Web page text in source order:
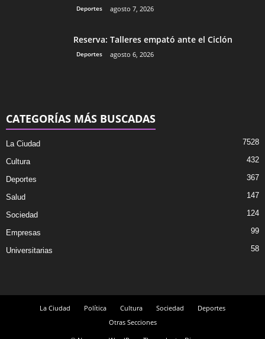
Deportes agosto 7, 2026
Reserva: Talleres empató ante el Ciclón
Deportes agosto 6, 2026
CATEGORÍAS MÁS BUSCADAS
La Ciudad 7528
Cultura 432
Deportes 367
Salud 147
Sociedad 124
Empresas 99
Universitarias 58
La Ciudad Política Cultura Sociedad
Deportes
Otras Secciones